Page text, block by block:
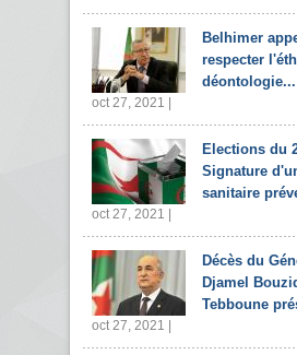
Belhimer
respecter
déontologie...
oct 27, 2021 |
Elections du
Signature
sanitaire
oct 27, 2021 |
Décès du
Djamel
Tebboune
oct 27, 2021 |